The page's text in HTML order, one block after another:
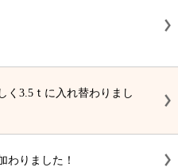
3.5ｔに入れ替わりまし
わりました！